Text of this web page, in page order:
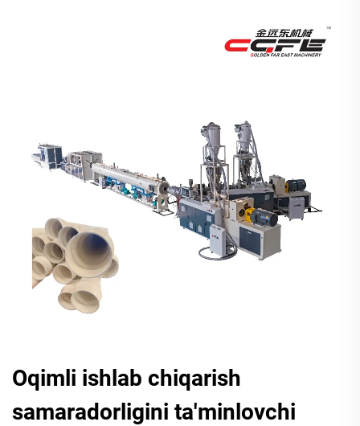
Oqimli ishlab chiqarish
samaradorligini ta'minlovchi